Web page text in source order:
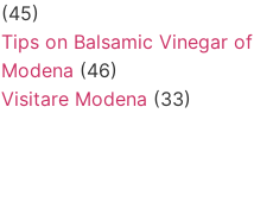
(45)
Tips on Balsamic Vinegar of
Modena (46)
Visitare Modena (33)